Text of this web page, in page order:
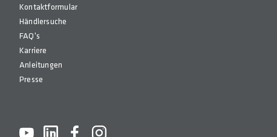
Kontaktformular
Händlersuche
FAQ's
Karriere
Anleitungen
Presse